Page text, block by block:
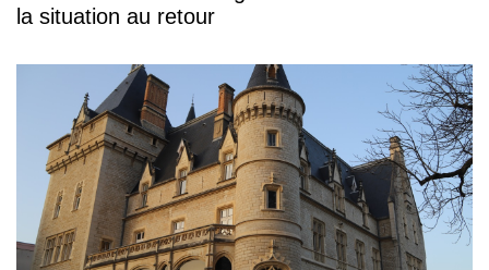
la situation au retour